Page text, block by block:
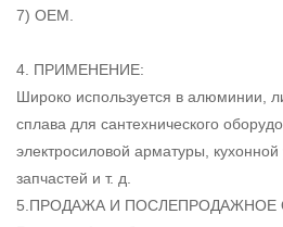
7) OEM.
4. ПРИМЕНЕНИЕ:
Широко используется в алюминии,
сплава для сантехнического
электросиловой арматуры,
запчастей и т. д.
5.ПРОДАЖА И ПОСЛЕПРОДАЖНОЕ